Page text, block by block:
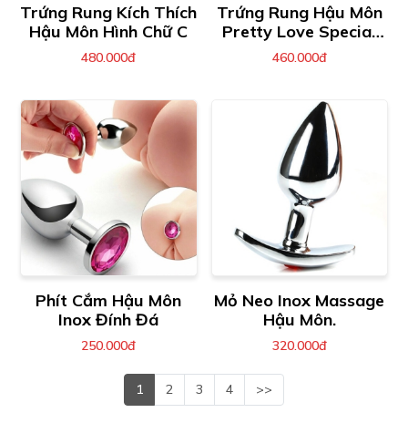
Trứng Rung Kích Thích
Hậu Môn Hình Chữ C
480.000đ
Trứng Rung Hậu Môn
Pretty Love Special
Anal Stimulation
460.000đ
Phít Cắm Hậu Môn
Inox Đính Đá
250.000đ
Mỏ Neo Inox Massage
Hậu Môn.
320.000đ
1 2 3 4 >>